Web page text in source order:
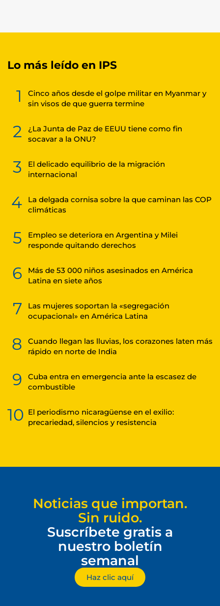
Lo más leído en IPS
1
Cinco años desde el golpe militar en Myanmar y
sin visos de que guerra termine
2
¿La Junta de Paz de EEUU tiene como fin
socavar a la ONU?
3
El delicado equilibrio de la migración
internacional
4
La delgada cornisa sobre la que caminan las COP
climáticas
5
Empleo se deteriora en Argentina y Milei
responde quitando derechos
6
Más de 53 000 niños asesinados en América
Latina en siete años
7
Las mujeres soportan la «segregación
ocupacional» en América Latina
8
Cuando llegan las lluvias, los corazones laten más
rápido en norte de India
9
Cuba entra en emergencia ante la escasez de
combustible
10 El periodismo nicaragüense en el exilio:
precariedad, silencios y resistencia
Noticias que importan.
Sin ruido.
Suscríbete gratis a
nuestro boletín
semanal
Haz clic aquí